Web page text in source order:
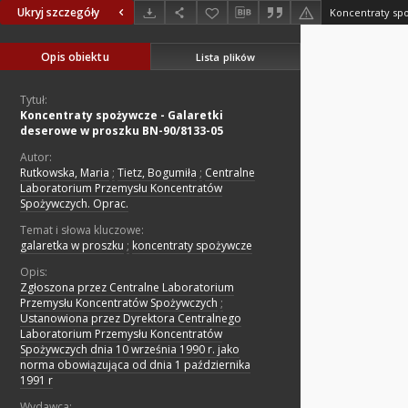
Ukryj szczegóły
Opis obiektu Lista plików
Tytuł:
Koncentraty spożywcze - Galaretki
deserowe w proszku BN-90/8133-05
Autor:
Rutkowska, Maria ; Tietz, Bogumiła ; Centralne
Laboratorium Przemysłu Koncentratów
Spożywczych. Oprac.
Temat i słowa kluczowe:
galaretka w proszku ; koncentraty spożywcze
Opis:
Zgłoszona przez Centralne Laboratorium
Przemysłu Koncentratów Spożywczych ;
Ustanowiona przez Dyrektora Centralnego
Laboratorium Przemysłu Koncentratów
Spożywczych dnia 10 września 1990 r. jako
norma obowiązująca od dnia 1 października
1991 r